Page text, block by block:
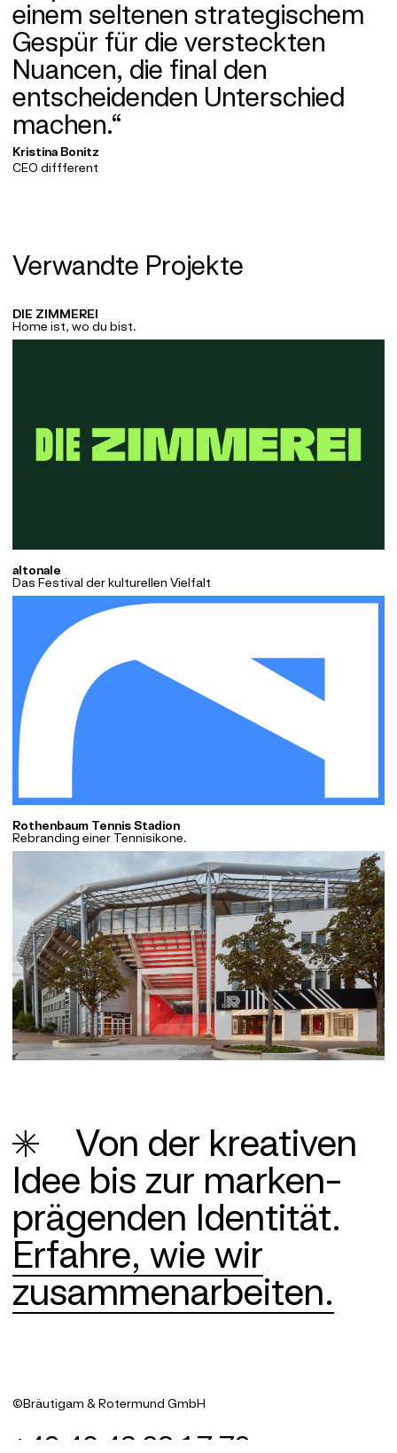
einem seltenen strategischem
Gespür für die versteckten
Nuancen, die final den
entscheidenden Unterschied
machen.“
Kristina Bonitz
CEO diffferent
Verwandte Projekte
DIE ZIMMEREI
Home ist, wo du bist.
altonale
Das Festival der kulturellen Vielfalt
Rothenbaum Tennis Stadion
Rebranding einer Tennisikone.
Von der krea­tiven
Idee bis zur marken­
prägenden Identität.
Erfahre, wie wir
zusammenarbeiten.
©Bräutigam & Rotermund GmbH
+49 40 43 28 17 79